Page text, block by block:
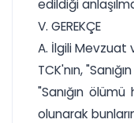
edildiği
V. GEREKÇE
A. İlgili Mevzuat
TCK'nın,
"Sanığın
olunarak